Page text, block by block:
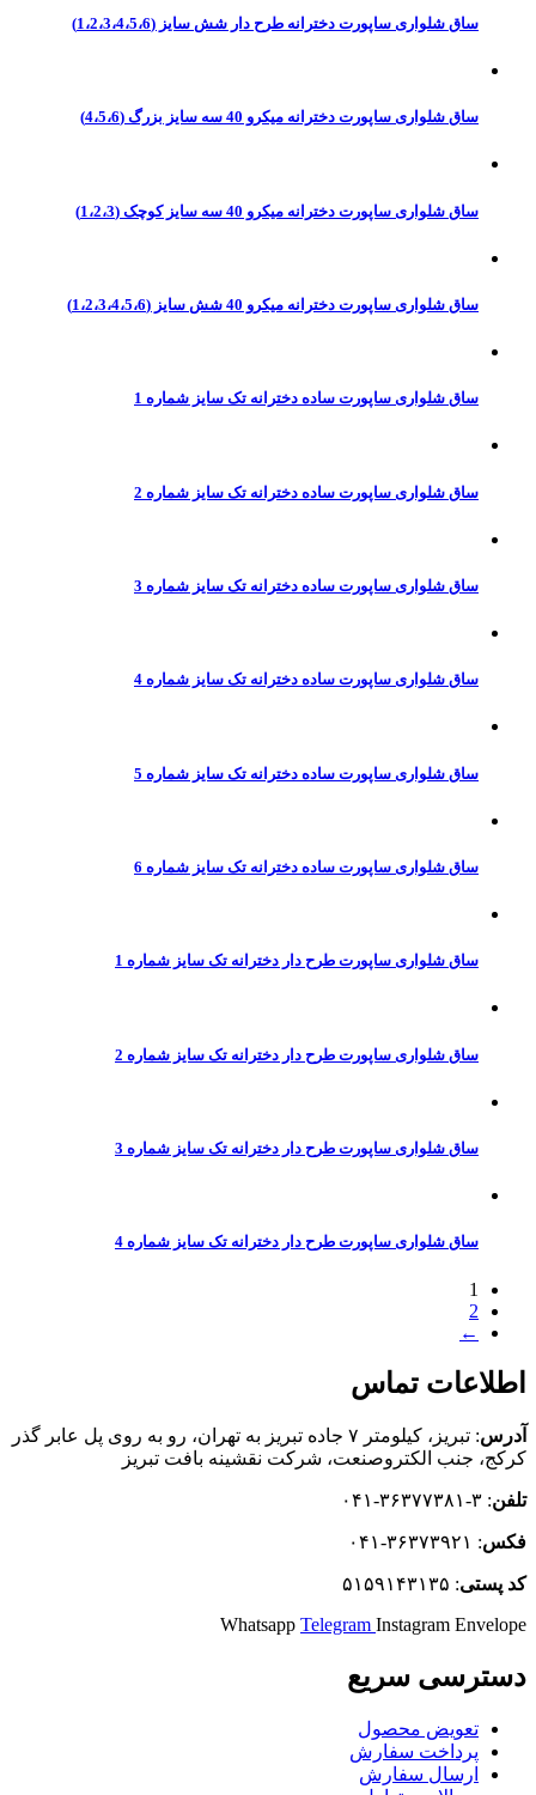
ساق شلواری ساپورت دخترانه طرح دار شش سایز (1،2،3،4،5،6)
ساق شلواری ساپورت دخترانه میکرو 40 سه سایز بزرگ (4،5،6)
ساق شلواری ساپورت دخترانه میکرو 40 سه سایز کوچک (1،2،3)
ساق شلواری ساپورت دخترانه میکرو 40 شش سایز (1،2،3،4،5،6)
ساق شلواری ساپورت ساده دخترانه تک سایز شماره 1
ساق شلواری ساپورت ساده دخترانه تک سایز شماره 2
ساق شلواری ساپورت ساده دخترانه تک سایز شماره 3
ساق شلواری ساپورت ساده دخترانه تک سایز شماره 4
ساق شلواری ساپورت ساده دخترانه تک سایز شماره 5
ساق شلواری ساپورت ساده دخترانه تک سایز شماره 6
ساق شلواری ساپورت طرح دار دخترانه تک سایز شماره 1
ساق شلواری ساپورت طرح دار دخترانه تک سایز شماره 2
ساق شلواری ساپورت طرح دار دخترانه تک سایز شماره 3
ساق شلواری ساپورت طرح دار دخترانه تک سایز شماره 4
1
2
←
اطلاعات تماس
آدرس
: تبریز، كيلومتر ۷ جاده تبريز به تهران، رو به روی پل عابر گذر
کرکج، جنب الکتروصنعت، شركت نقشينه بافت تبريز
تلفن: ۳-۳۶۳۷۷۳۸۱-۰۴۱
فکس: ۳۶۳۷۳۹۲۱-۰۴۱
كد پستی: ۵۱۵۹۱۴۳۱۳۵
Whatsapp Telegram Instagram Envelope
دسترسی سریع
تعویض محصول
پرداخت سفارش
ارسال سفارش